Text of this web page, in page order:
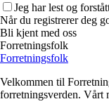
Jeg har lest og
Når du registrerer deg
Bli kjent med oss
Forretningsfolk
Forretningsfolk
Velkommen til
forretningsverden. Vårt